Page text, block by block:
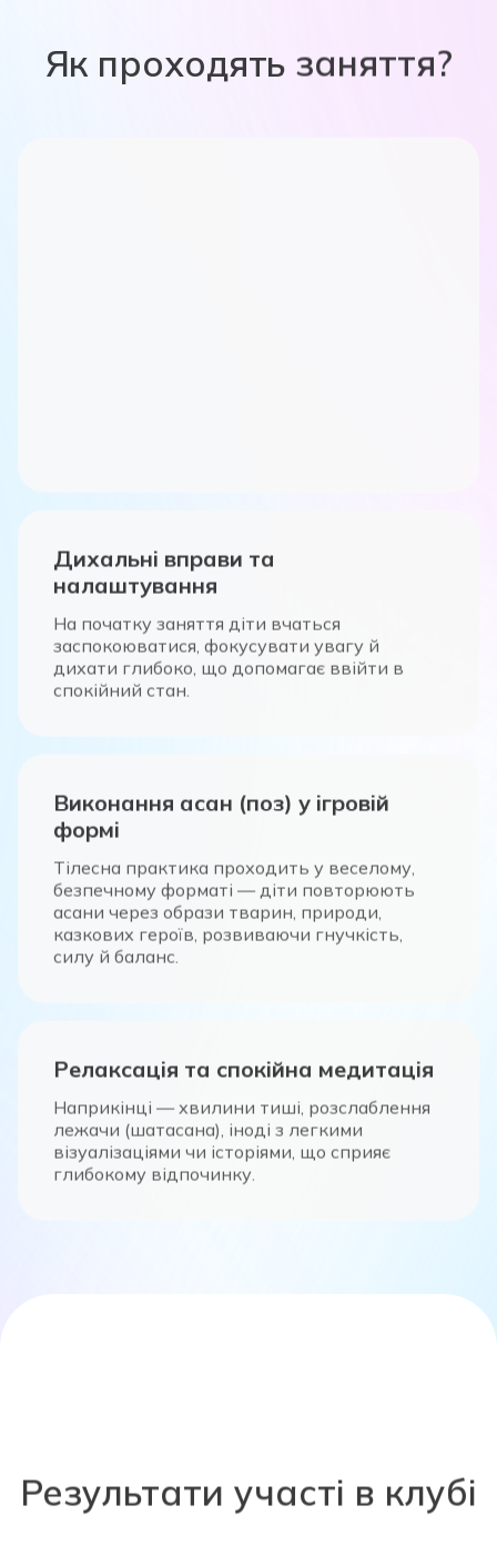
Як проходять заняття?
Дихальні вправи та
налаштування
На початку заняття діти вчаться
заспокоюватися, фокусувати увагу й
дихати глибоко, що допомагає ввійти в
спокійний стан.
Виконання асан (поз) у ігровій
формі
Тілесна практика проходить у веселому,
безпечному форматі — діти повторюють
асани через образи тварин, природи,
казкових героїв, розвиваючи гнучкість,
силу й баланс.
Релаксація та спокійна медитація
Наприкінці — хвилини тиші, розслаблення
лежачи (шатасана), іноді з легкими
візуалізаціями чи історіями, що сприяє
глибокому відпочинку.
Результати участі в клубі